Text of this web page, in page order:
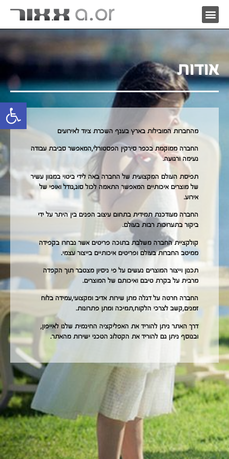
פתח
אודות
מהחברות המובילות בארץ בענף השכרת ציוד לאירועים
החברה ממוקמת בכפר סירקין הפסטורלי,המאפשר סביבת עבודה
נעימה ורגועה.
תפיסת העולם המקצועית של החברה באה לידי ביטוי במגוון עשיר
של מוצרים איכותיים המאפשר התאמה לכול סוג,גודל ואופי של
אירוע.
החברה מעודכנת תמידית בתחום עיצוב הפנים בין היתר על ידי
ביקור בתערוכות רבות בעולם.
קולקציית החברה משלבת בתוכה פריטים אשר נבחרו בקפידה
ממיטב החברות בעולם ופריטים איכותיים בייצור עצמי.
תכנון וייצור המוצרים נעשים על פי ניסיון מצטבר תוך הקפדה
מרבית על בקרת טיבם ואיכותם של המוצרים.
החברה חרטה על דגלה מתן שירות אדיב ומקצועי,עמידה בלוח
זמנים,קשב לצרכי הלקוח,תמיכה ומתן פתרונות.
דרך האתר ניתן להוריד את האפליקציה החינמית שלנו לאייפון,
ובנוסף ניתן גם להוריד את הקטלוג הטכני ישירות מהאתר.